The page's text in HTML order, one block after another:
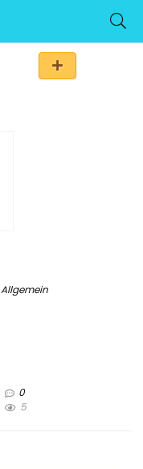
Allgemein
0
5